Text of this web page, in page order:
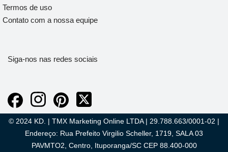
Termos de uso
Contato com a nossa equipe
Siga-nos nas redes sociais
© 2024 KD. | TMX Marketing Online LTDA | 29.788.663/0001-02 |
Endereço: Rua Prefeito Virgilio Scheller, 1719, SALA 03
PAVMTO2, Centro, Ituporanga/SC CEP 88.400-000